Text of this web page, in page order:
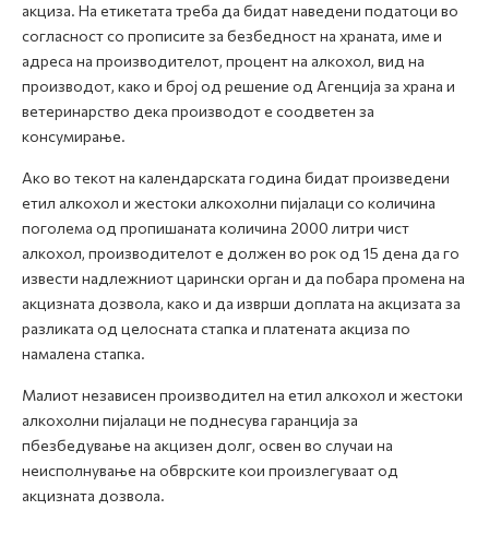
акциза. На етикетата треба да бидат наведени податоци во
согласност со прописите за безбедност на храната, име и
адреса на производителот, процент на алкохол, вид на
производот, како и број од решение од Агенција за храна и
ветеринарство дека производот е соодветен за
консумирање.
Ако во текот на календарската година бидат произведени
етил алкохол и жестоки алкохолни пијалаци со количина
поголема од пропишаната количина 2000 литри чист
алкохол, производителот е должен во рок од 15 дена да го
извести надлежниот царински орган и да побара промена на
акцизната дозвола, како и да изврши доплата на акцизата за
разликата од целосната стапка и платената акциза по
намалена стапка.
Малиот независен производител на етил алкохол и жестоки
алкохолни пијалаци не поднесува гаранција за
пбезбедување на акцизен долг, освен во случаи на
неисполнување на обврските кои произлегуваат од
акцизната дозвола.